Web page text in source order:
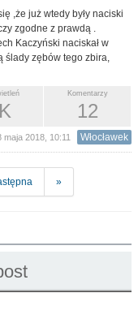
,że już wtedy były naciski
zgodne z prawdą .
Kaczyński naciskał w
ślady zębów tego zbira,
Komentarzy
12
maja 2018, 10:11 Włocławek
»